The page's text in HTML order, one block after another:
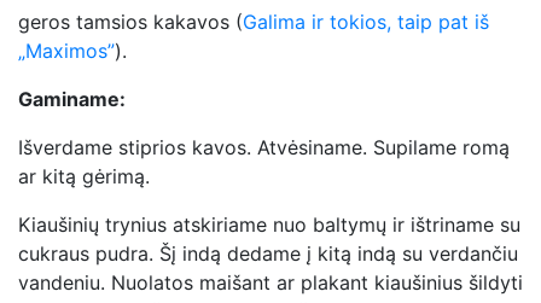
geros tamsios kakavos (Galima ir tokios, taip pat iš
„Maximos”).
Gaminame:
Išverdame stiprios kavos. Atvėsiname. Supilame romą
ar kitą gėrimą.
Kiaušinių trynius atskiriame nuo baltymų ir ištriname su
cukraus pudra. Šį indą dedame į kitą indą su verdančiu
vandeniu. Nuolatos maišant ar plakant kiaušinius šildyti